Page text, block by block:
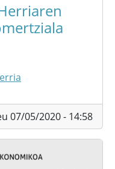
07/05/2020 - 14:58